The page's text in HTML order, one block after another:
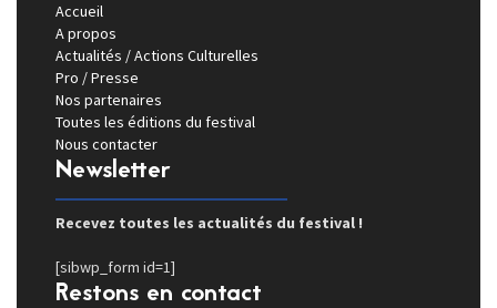
Accueil
A propos
Actualités / Actions Culturelles
Pro / Presse
Nos partenaires
Toutes les éditions du festival
Nous contacter
Newsletter
Recevez toutes les actualités du festival !
[sibwp_form id=1]
Restons en contact